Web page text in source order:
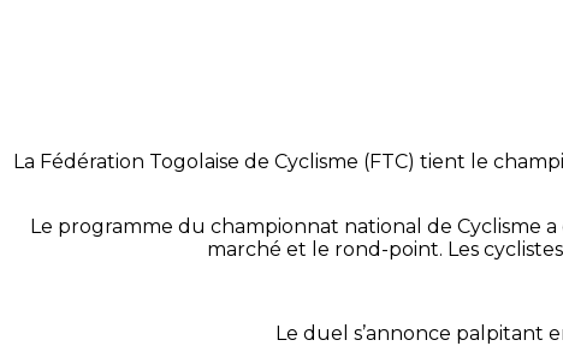
La Fédération Togolaise de Cyclisme (FTC) tient le
Le programme du championnat national de Cyclisme
marché et le rond-point. Les
Le duel s’annonce palpitant